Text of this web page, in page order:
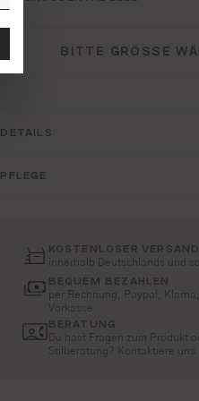
BITTE GRÖSSE
DETAILS
PFLEGE
KOSTENLOSER VERSAND
innerhalb Deutschlands und
BEQUEM BEZAHLEN
per Rechnung, Paypal,
Vorkasse
BERATUNG
Du hast Fragen zum Produkt
Stilberatung? Kontaktiere uns